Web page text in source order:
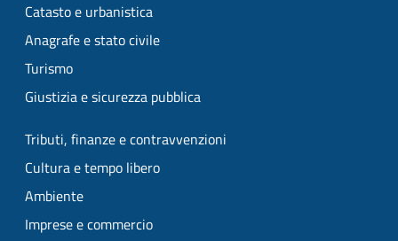
Catasto e urbanistica
Anagrafe e stato civile
Turismo
Giustizia e sicurezza pubblica
Tributi, finanze e contravvenzioni
Cultura e tempo libero
Ambiente
Imprese e commercio